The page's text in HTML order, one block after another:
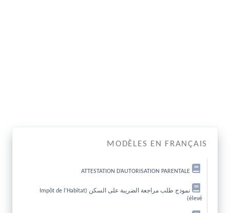
MODÈLES EN FRANÇAIS
ATTESTATION D’AUTORISATION PARENTALE
نموذج طلب مراجعة الضريبة على السكن (Impôt de l’Habitat
élevé)